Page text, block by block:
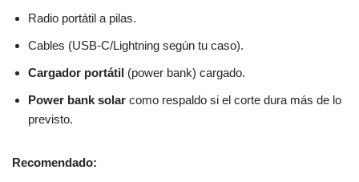
Radio portátil a pilas.
Cables (USB-C/Lightning según tu caso).
Cargador portátil (power bank) cargado.
Power bank solar como respaldo si el corte dura más de lo
previsto.
Recomendado: